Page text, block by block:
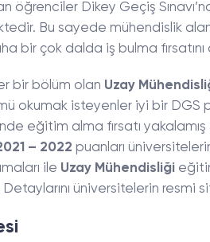
öğrenciler Dikey Geçiş
Bu sayede mühendislik
bir çok dalda iş bulma fırsatını
bir bölüm olan Uzay
okumak isteyenler iyi bir DGS
eğitim alma fırsatı yakalamış
– 2022 puanları
ile Uzay Mühendisliği
Detaylarını üniversitelerin